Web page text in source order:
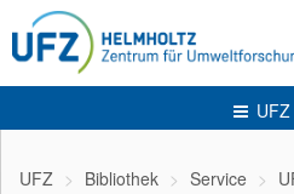
UFZ
UFZ Bibliothek Service